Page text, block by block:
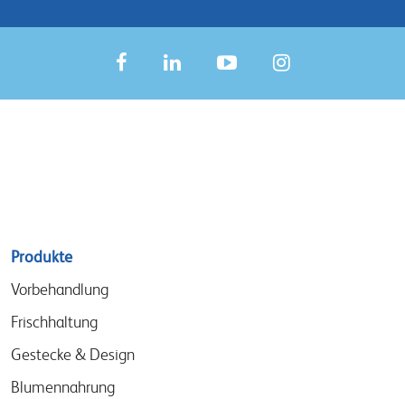
Sitemap
menu
Produkte
Vorbehandlung
Frischhaltung
Gestecke & Design
Blumennahrung